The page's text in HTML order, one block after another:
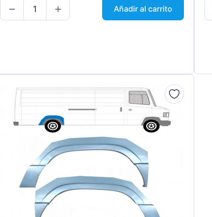
Añadir al carrito